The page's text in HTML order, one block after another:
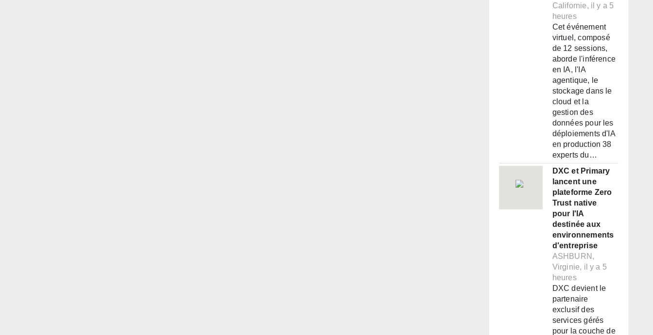
Californie, il y a 5
heures
Cet événement
virtuel, composé
de 12 sessions,
aborde l'inférence
en IA, l'IA
agentique, le
stockage dans le
cloud et la
gestion des
données pour les
déploiements d'IA
en production 38
experts du…
DXC et Primary
lancent une
plateforme Zero
Trust native
pour l'IA
destinée aux
environnements
d'entreprise
ASHBURN,
Virginie, il y a 5
heures
DXC devient le
partenaire
exclusif des
services gérés
pour la couche de